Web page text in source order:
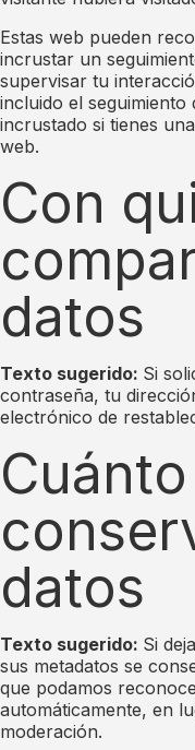
Estas web pueden
incrustar un
supervisar tu
incluido el
incrustado si tienes
web.
Con
datos
Texto sugerido: Si
contraseña, tu
electrónico de
datos
Texto sugerido: Si
sus metadatos se
que podamos
automáticamente, en
moderación.